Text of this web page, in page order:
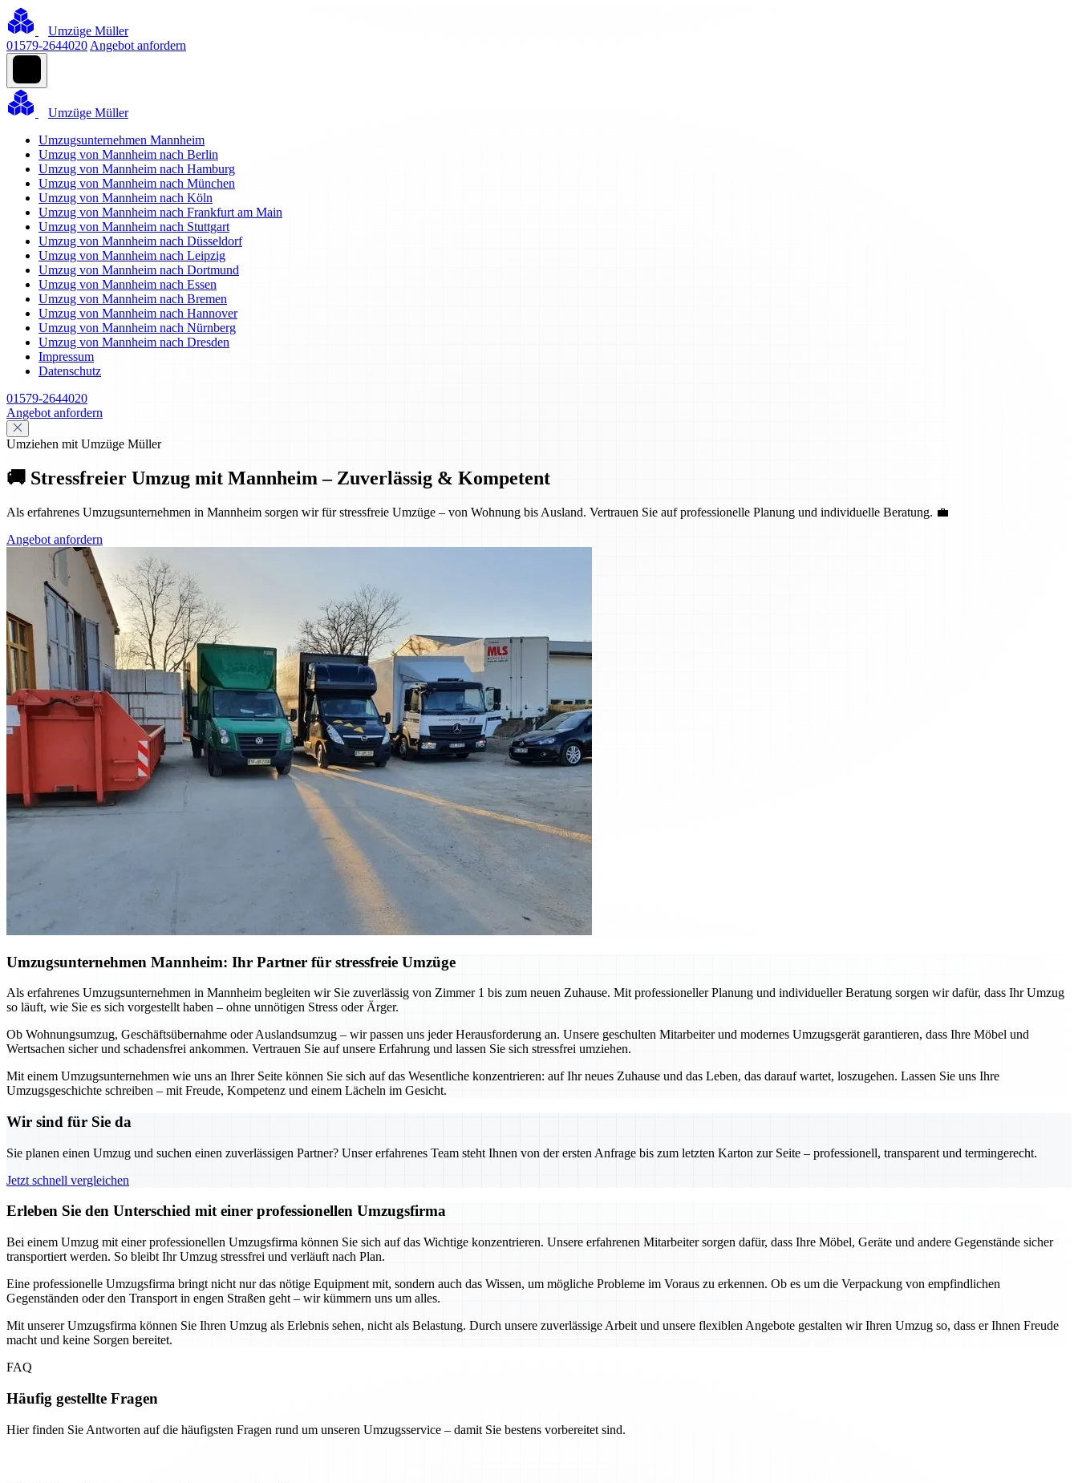
Umzüge Müller
01579-2644020 Angebot anfordern
Umzüge Müller
Umzugsunternehmen Mannheim
Umzug von Mannheim nach Berlin
Umzug von Mannheim nach Hamburg
Umzug von Mannheim nach München
Umzug von Mannheim nach Köln
Umzug von Mannheim nach Frankfurt am Main
Umzug von Mannheim nach Stuttgart
Umzug von Mannheim nach Düsseldorf
Umzug von Mannheim nach Leipzig
Umzug von Mannheim nach Dortmund
Umzug von Mannheim nach Essen
Umzug von Mannheim nach Bremen
Umzug von Mannheim nach Hannover
Umzug von Mannheim nach Nürnberg
Umzug von Mannheim nach Dresden
Impressum
Datenschutz
01579-2644020
Angebot anfordern
Umziehen mit Umzüge Müller
🚚 Stressfreier Umzug mit Mannheim – Zuverlässig & Kompetent
Als erfahrenes Umzugsunternehmen in Mannheim sorgen wir für stressfreie Umzüge – von Wohnung bis Ausland. Vertrauen Sie auf professionelle Planung und individuelle Beratung. 💼
Angebot anfordern
Umzugsunternehmen Mannheim: Ihr Partner für stressfreie Umzüge
Als erfahrenes Umzugsunternehmen in Mannheim begleiten wir Sie zuverlässig von Zimmer 1 bis zum neuen Zuhause. Mit professioneller Planung und individueller Beratung sorgen wir dafür, dass Ihr Umzug
so läuft, wie Sie es sich vorgestellt haben – ohne unnötigen Stress oder Ärger.
Ob Wohnungsumzug, Geschäftsübernahme oder Auslandsumzug – wir passen uns jeder Herausforderung an. Unsere geschulten Mitarbeiter und modernes Umzugsgerät garantieren, dass Ihre Möbel und
Wertsachen sicher und schadensfrei ankommen. Vertrauen Sie auf unsere Erfahrung und lassen Sie sich stressfrei umziehen.
Mit einem Umzugsunternehmen wie uns an Ihrer Seite können Sie sich auf das Wesentliche konzentrieren: auf Ihr neues Zuhause und das Leben, das darauf wartet, loszugehen. Lassen Sie uns Ihre
Umzugsgeschichte schreiben – mit Freude, Kompetenz und einem Lächeln im Gesicht.
Wir sind für Sie da
Sie planen einen Umzug und suchen einen zuverlässigen Partner? Unser erfahrenes Team steht Ihnen von der ersten Anfrage bis zum letzten Karton zur Seite – professionell, transparent und termingerecht.
Jetzt schnell vergleichen
Erleben Sie den Unterschied mit einer professionellen Umzugsfirma
Bei einem Umzug mit einer professionellen Umzugsfirma können Sie sich auf das Wichtige konzentrieren. Unsere erfahrenen Mitarbeiter sorgen dafür, dass Ihre Möbel, Geräte und andere Gegenstände sicher
transportiert werden. So bleibt Ihr Umzug stressfrei und verläuft nach Plan.
Eine professionelle Umzugsfirma bringt nicht nur das nötige Equipment mit, sondern auch das Wissen, um mögliche Probleme im Voraus zu erkennen. Ob es um die Verpackung von empfindlichen
Gegenständen oder den Transport in engen Straßen geht – wir kümmern uns um alles.
Mit unserer Umzugsfirma können Sie Ihren Umzug als Erlebnis sehen, nicht als Belastung. Durch unsere zuverlässige Arbeit und unsere flexiblen Angebote gestalten wir Ihren Umzug so, dass er Ihnen Freude
macht und keine Sorgen bereitet.
FAQ
Häufig gestellte Fragen
Hier finden Sie Antworten auf die häufigsten Fragen rund um unseren Umzugsservice – damit Sie bestens vorbereitet sind.